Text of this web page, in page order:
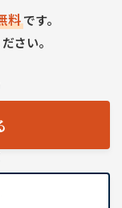
料です。
さい。